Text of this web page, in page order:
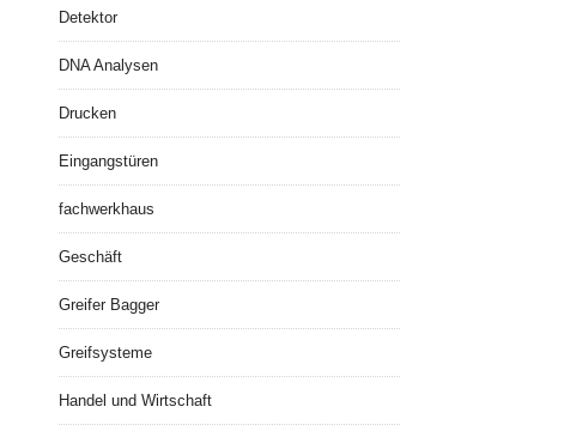
Detektor
DNA Analysen
Drucken
Eingangstüren
fachwerkhaus
Geschäft
Greifer Bagger
Greifsysteme
Handel und Wirtschaft